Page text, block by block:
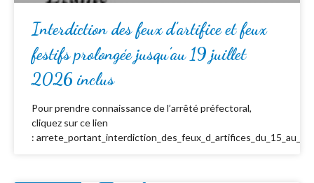
Interdiction des feux d’artifice et feux
festifs prolongée jusqu’au 19 juillet
2026 inclus
Pour prendre connaissance de l’arrêté préfectoral,
cliquez sur ce lien
: